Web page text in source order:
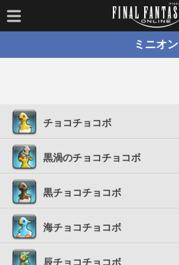
ミニオン
チョコチョコボ
黒渦のチョコチョコボ
黒チョコチョコボ
海チョコチョコボ
辰チョコチョコボ